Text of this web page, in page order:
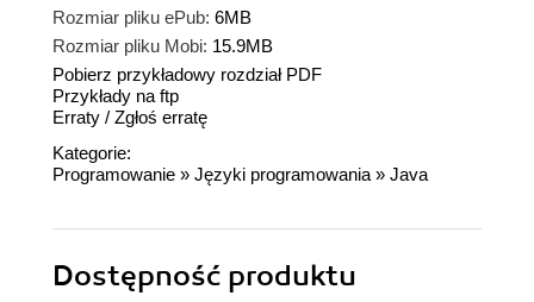
Rozmiar pliku ePub: 6MB
Rozmiar pliku Mobi: 15.9MB
Pobierz przykładowy rozdział PDF
Przykłady na ftp
Erraty / Zgłoś erratę
Kategorie:
Programowanie » Języki programowania » Java
Dostępność produktu